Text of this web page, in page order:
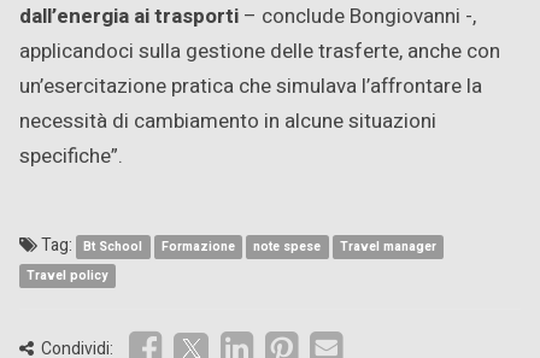
dall’energia ai trasporti – conclude Bongiovanni -,
applicandoci sulla gestione delle trasferte, anche con
un’esercitazione pratica che simulava l’affrontare la
necessità di cambiamento in alcune situazioni
specifiche”.
Tag: Bt School Formazione note spese
Travel manager
Travel policy
Condividi: